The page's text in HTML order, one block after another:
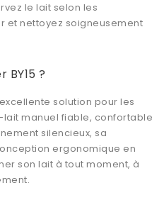
le lait selon les
et nettoyez soigneusement
BY15 ?
solution pour les
manuel fiable, confortable
silencieux, sa
ergonomique en
son lait à tout moment, à